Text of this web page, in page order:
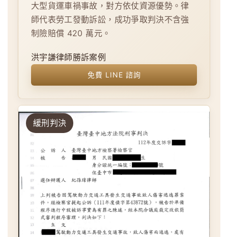
大型貨運車禍事故，對方依仗資源優勢。律
師代表勞工發動訴訟，成功爭取判決不含強
制險賠償 420 萬元。
洪宇謙律師勝訴案例
免費 LINE 諮詢
緩刑判決